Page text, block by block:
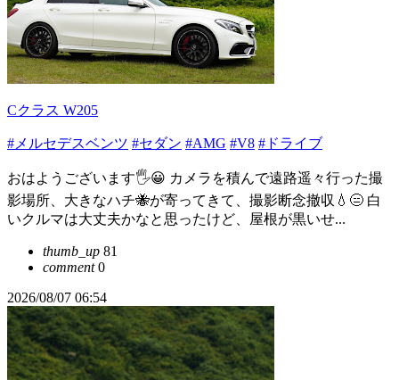
Cクラス W205
#メルセデスベンツ #セダン #AMG #V8 #ドライブ
おはようございます🖐😀 カメラを積んで遠路遥々行った撮
影場所、大きなハチ🐝が寄ってきて、撮影断念撤収💧😑 白
いクルマは大丈夫かなと思ったけど、屋根が黒いせ...
thumb_up 81
comment0
2026/08/07 06:54